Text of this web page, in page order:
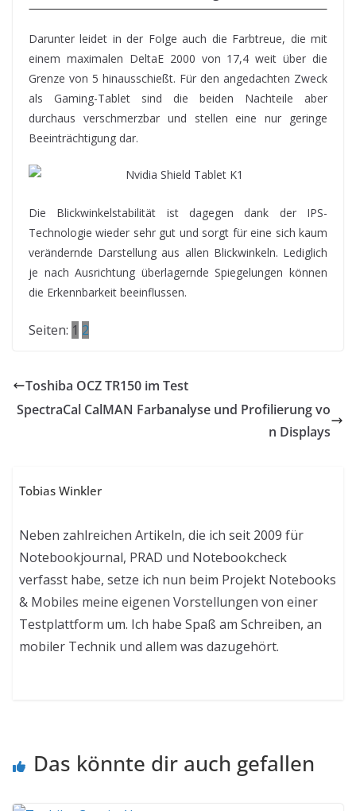
Darunter leidet in der Folge auch die Farbtreue, die mit
einem maximalen DeltaE 2000 von 17,4 weit über die
Grenze von 5 hinausschießt. Für den angedachten Zweck
als Gaming-Tablet sind die beiden Nachteile aber
durchaus verschmerzbar und stellen eine nur geringe
Beeinträchtigung dar.
Die Blickwinkelstabilität ist dagegen dank der IPS-
Technologie wieder sehr gut und sorgt für eine sich kaum
verändernde Darstellung aus allen Blickwinkeln. Lediglich
je nach Ausrichtung überlagernde Spiegelungen können
die Erkennbarkeit beeinflussen.
Seiten: 1 2
Toshiba OCZ TR150 im Test
SpectraCal CalMAN Farbanalyse und Profilierung vo
n Displays
Tobias Winkler
Neben zahlreichen Artikeln, die ich seit 2009 für
Notebookjournal, PRAD und Notebookcheck
verfasst habe, setze ich nun beim Projekt Notebooks
& Mobiles meine eigenen Vorstellungen von einer
Testplattform um. Ich habe Spaß am Schreiben, an
mobiler Technik und allem was dazugehört.
Das könnte dir auch gefallen